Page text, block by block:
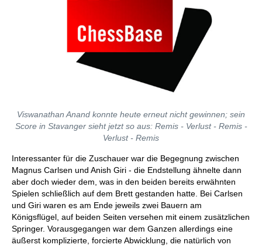
Viswanathan Anand konnte heute erneut nicht gewinnen; sein
Score in Stavanger sieht jetzt so aus: Remis - Verlust - Remis -
Verlust - Remis
Interessanter für die Zuschauer war die Begegnung zwischen
Magnus Carlsen und Anish Giri - die Endstellung ähnelte dann
aber doch wieder dem, was in den beiden bereits erwähnten
Spielen schließlich auf dem Brett gestanden hatte. Bei Carlsen
und Giri waren es am Ende jeweils zwei Bauern am
Königsflügel, auf beiden Seiten versehen mit einem zusätzlichen
Springer. Vorausgegangen war dem Ganzen allerdings eine
äußerst komplizierte, forcierte Abwicklung, die natürlich von